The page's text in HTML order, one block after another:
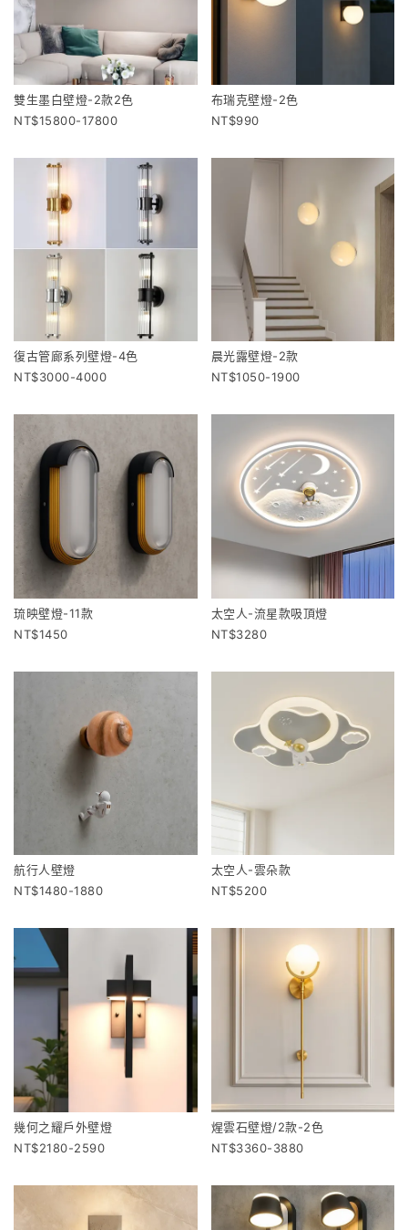
雙生墨白壁燈-2款2色
15800-17800
布瑞克壁燈-2色
990
復古管廊系列壁燈-4色
3000-4000
晨光露壁燈-2款
1050-1900
琉映壁燈-11款
1450
太空人-流星款吸頂燈
3280
航行人壁燈
1480-1880
太空人-雲朵款
5200
幾何之耀戶外壁燈
2180-2590
煋雲石壁燈/2款-2色
3360-3880